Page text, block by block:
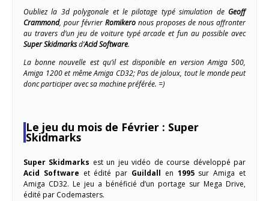
Oubliez la 3d polygonale et le pilotage typé simulation de Geoff
Crammond, pour février Romikero nous proposes de nous affronter
au travers d’un jeu de voiture typé arcade et fun au possible avec
Super Skidmarksd’Acid Software.
La bonne nouvelle est qu’il est disponible en version Amiga 500,
Amiga 1200 et même Amiga CD32; Pas de jaloux, tout le monde peut
donc participer avec sa machine préférée. =)
Le jeu du mois de Février : Super
Skidmarks
Super Skidmarks est un jeu vidéo de course développé par
Acid Software et édité par Guildall en 1995sur Amiga et
Amiga CD32. Le jeu a bénéficié d’un portage sur Mega Drive,
édité par Codemasters.